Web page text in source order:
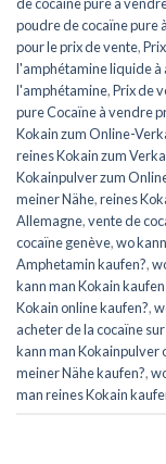
poudre de cocaïne pure
pour le prix de vente,
l'amphétamine liquide à
l'amphétamine,Prix de
pure Cocaïne à vendre
Kokain zum Online-
reines Kokain zum
Kokainpulver zum
meiner Nähe,reines
Allemagne,vente de
cocaïne genève,wo
Amphetamin kaufen?,
kann man Kokain
Kokain online kaufen?,
acheter de la cocaïne
kann man Kokainpulver
meiner Nähe kaufen?,
man reines Kokain